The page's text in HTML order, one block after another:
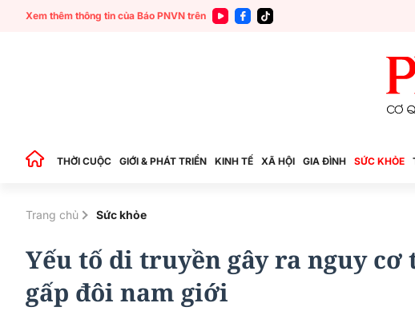
Xem thêm thông tin của Báo PNVN trên
THỜI CUỘC GIỚI & PHÁT TRIỂN KINH TẾ XÃ HỘI GIA ĐÌNH SỨC KHỎE
Trang chủ Sức khỏe
Yếu tố di truyền gây ra nguy
gấp đôi nam giới